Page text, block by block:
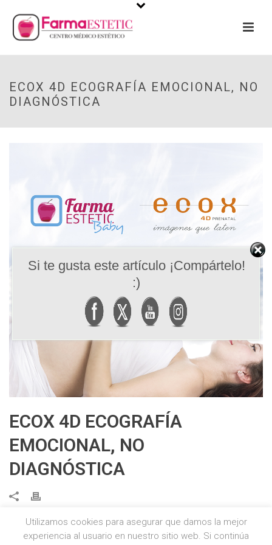
ECOX 4D ECOGRAFÍA EMOCIONAL, NO
DIAGNÓSTICA
ECOX 4D ECOGRAFÍA
EMOCIONAL, NO
DIAGNÓSTICA
Utilizamos cookies para asegurar que damos la mejor
experiencia al usuario en nuestro sitio web. Si continúa
Si te gusta este artículo ¡Compártelo!
:)